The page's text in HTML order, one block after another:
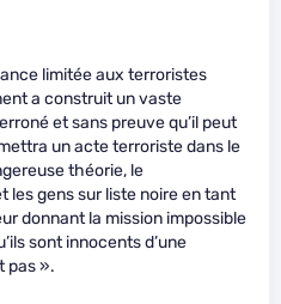
limitée aux terroristes
a construit un vaste
et sans preuve qu’il peut
un acte terroriste dans le
théorie, le
les gens sur liste noire en tant
donnant la mission impossible
sont innocents d’une
pas ».